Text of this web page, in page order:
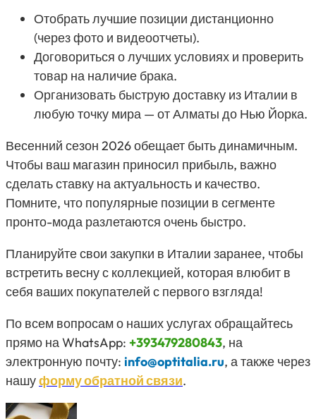
Отобрать лучшие позиции дистанционно
(через фото и видеоотчеты).
Договориться о лучших условиях и проверить
товар на наличие брака.
Организовать быструю доставку из Италии в
любую точку мира — от Алматы до Нью Йорка.
Весенний сезон 2026 обещает быть динамичным.
Чтобы ваш магазин приносил прибыль, важно
сделать ставку на актуальность и качество.
Помните, что популярные позиции в сегменте
пронто-мода разлетаются очень быстро.
Планируйте свои закупки в Италии заранее, чтобы
встретить весну с коллекцией, которая влюбит в
себя ваших покупателей с первого взгляда!
По всем вопросам о наших услугах обращайтесь
прямо на WhatsApp: +393479280843, на
электронную почту: info@optitalia.ru, а также через
нашуформу обратной связи.